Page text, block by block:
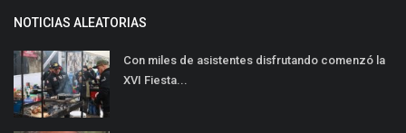
NOTICIAS ALEATORIAS
Con miles de asistentes disfrutando comenzó la
XVI Fiesta...